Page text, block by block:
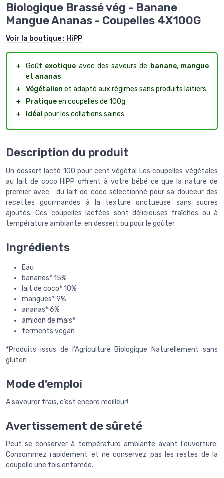
Biologique Brassé vég - Banane
Mangue Ananas - Coupelles 4X100G
Voir la boutique : HiPP
＋ Goût exotique avec des saveurs de banane, mangue
et ananas
＋ Végétalien et adapté aux régimes sans produits laitiers
＋
Pratiqueen coupelles de 100g
＋
Idéal pour les collations saines
Description du produit
Un dessert lacté 100 pour cent végétal Les coupelles végétales
au lait de coco HiPP offrent à votre bébé ce que la nature de
premier avec : du lait de coco sélectionné pour sa douceur des
recettes gourmandes à la texture onctueuse sans sucres
ajoutés. Ces coupelles lactées sont délicieuses fraîches ou à
température ambiante, en dessert ou pour le goûter.
Ingrédients
Eau
bananes* 15%
lait de coco* 10%
mangues* 9%
ananas* 6%
amidon de maïs*
ferments vegan
*Produits issus de l’Agriculture Biologique Naturellement sans
gluten
Mode d'emploi
A savourer frais, c’est encore meilleur!
Avertissement de sûreté
Peut se conserver à température ambiante avant l'ouverture.
Consommez rapidement et ne conservez pas les restes de la
coupelle une fois entamée.